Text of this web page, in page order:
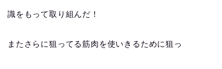
識をもって取り組んだ！
またさらに狙ってる筋肉を使いきるために狙っ